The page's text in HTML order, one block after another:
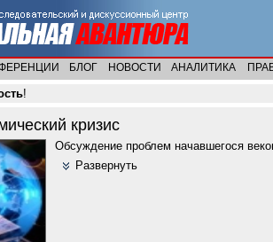
БЛОГ НОВОСТИ АНАЛИТИКА
!
кризис
Обсуждение проблем начавшегося
Развернуть